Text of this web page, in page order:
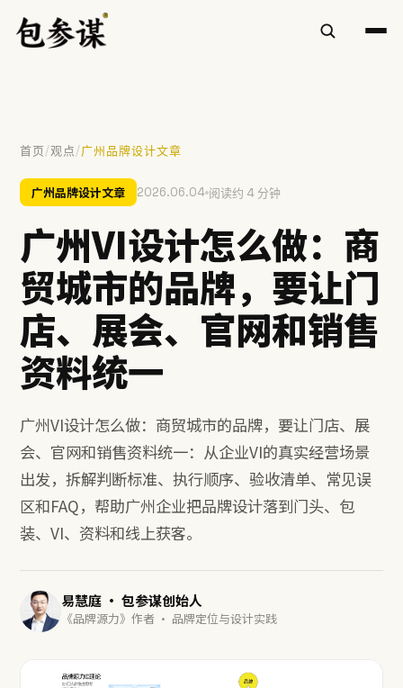
热门搜索
VI设计 空间设计 标志设计 包装设计
慧庭手写体
提示：⌘/Ctrl + K 随时唤起搜索
首页/观点/广州品牌设计文章
广州品牌设计文章 2026.06.04 阅读约 4 分钟
广州VI设计怎么做：商
贸城市的品牌，要让门
店、展会、官网和销售
资料统一
广州VI设计怎么做：商贸城市的品牌，要让门店、展
会、官网和销售资料统一：从企业VI的真实经营场景
出发，拆解判断标准、执行顺序、验收清单、常见误
区和FAQ，帮助广州企业把品牌设计落到门头、包
装、VI、资料和线上获客。
易慧庭 · 包参谋创始人
《品牌源力》作者 · 品牌定位与设计实践